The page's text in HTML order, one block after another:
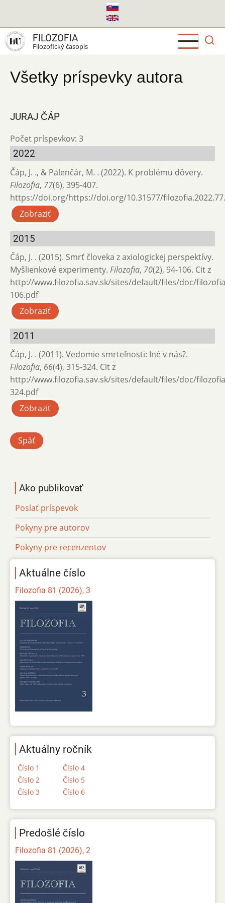
hlavný
obsah
FILOZOFIA
Filozofický časopis
Všetky príspevky autora
JURAJ ČÁP
Počet príspevkov: 3
2022
Čáp, J. ., & Palenčár, M. . (2022). K problému dôvery.
Filozofia, 77(6), 395-407.
https://doi.org/https://doi.org/10.31577/
Zobraziť
2015
Čáp, J. . (2015). Smrť človeka z axiologickej perspektívy.
Myšlienkové experimenty. Filozofia, 70(2), 94-106. Cit z
http://www.filozofia.sav.sk/sites/default/files/doc/
106.pdf
Zobraziť
2011
Čáp, J. . (2011). Vedomie smrteľnosti: Iné v nás?.
Filozofia, 66(4), 315-324. Cit z
http://www.filozofia.sav.sk/sites/default/files/doc/
324.pdf
Zobraziť
Späť
Ako publikovať
Poslať príspevok
Pokyny pre autorov
Pokyny pre recenzentov
Aktuálne číslo
Filozofia 81 (2026), 3
Aktuálny ročník
Číslo 1
Číslo 2
Číslo 3
Číslo 4
Číslo 5
Číslo 6
Predošlé číslo
Filozofia 81 (2026), 2